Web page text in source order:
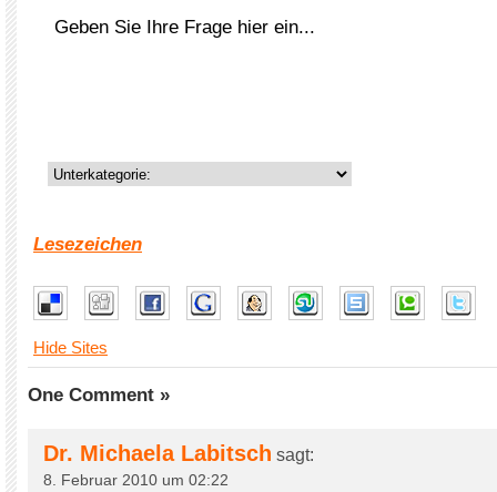
Lesezeichen
Hide Sites
One Comment »
Dr. Michaela Labitsch sagt:
8. Februar 2010 um 02:22